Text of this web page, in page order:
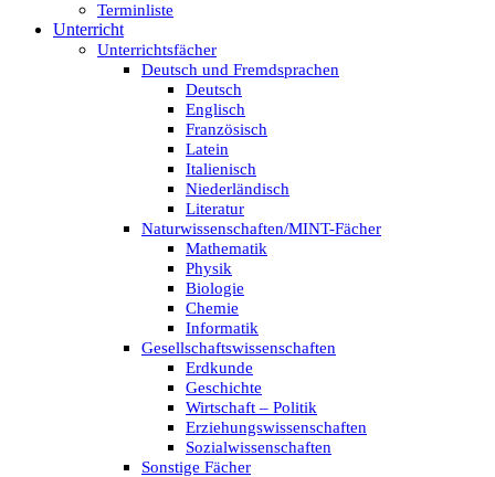
Terminliste
Unterricht
Unterrichtsfächer
Deutsch und Fremdsprachen
Deutsch
Englisch
Französisch
Latein
Italienisch
Niederländisch
Literatur
Naturwissenschaften/MINT-Fächer
Mathematik
Physik
Biologie
Chemie
Informatik
Gesellschaftswissenschaften
Erdkunde
Geschichte
Wirtschaft – Politik
Erziehungswissenschaften
Sozialwissenschaften
Sonstige Fächer